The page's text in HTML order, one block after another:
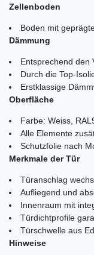
Zellenboden
Boden mit
Dämmung
Entsprechend den
Durch die Top-
Erstklassige
Oberfläche
Farbe: Weiss,
Alle Elemente
Schutzfolie nach
Merkmale der Tür
Türanschlag
Aufliegend und
Innenraum mit
Türdichtprofile
Türschwelle aus
Hinweise